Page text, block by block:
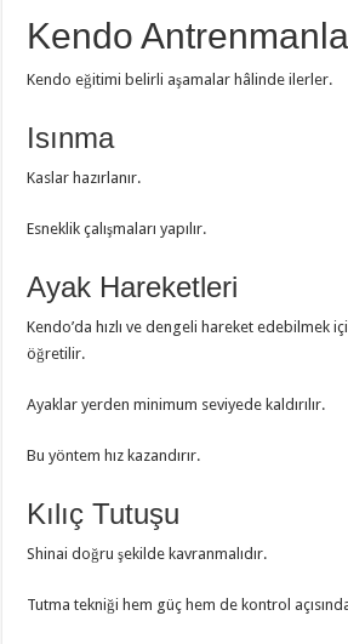
Kendo
Kendo eğitimi belirli aşamalar hâlinde ilerler.
Isınma
Kaslar hazırlanır.
Esneklik çalışmaları yapılır.
Ayak Hareketleri
Kendo’da hızlı ve dengeli hareket edebilmek
öğretilir.
Ayaklar yerden minimum seviyede kaldırılır.
Bu yöntem hız kazandırır.
Kılıç Tutuşu
Shinai doğru şekilde kavranmalıdır.
Tutma tekniği hem güç hem de kontrol